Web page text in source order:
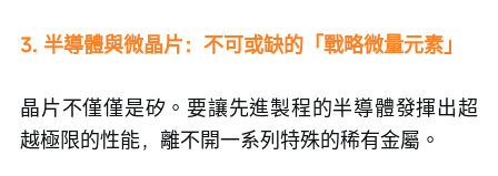
3. 半導體與微晶片：不可或缺的「戰略微量元素」
晶片不僅僅是矽。要讓先進製程的半導體發揮出超
越極限的性能，離不開一系列特殊的稀有金屬。